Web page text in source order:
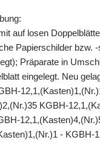
auf losen
Papierschilder bzw.
Präparate in
eingelegt. Neu
KGBH-
- KGBH-